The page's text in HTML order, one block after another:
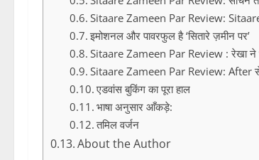
Sitaare Zameen Par Review:
इमोशनल और पावरफुल है ‘सितारे ज़मीन पर’
Sitaare Zameen Par Review : रेखा ने
Sitaare Zameen Par Review: After से
एडवांस बुकिंग का पूरा हाल
भाषा अनुसार आँकड़े:
तमिल वर्जन
About the Author